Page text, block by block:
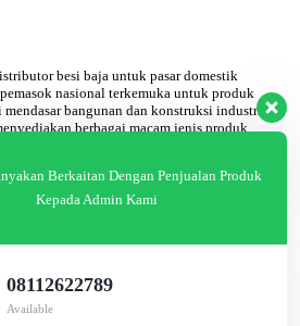
besi baja untuk pasar domestik
nasional terkemuka untuk produk
bangunan dan konstruksi industri
berbagai macam jenis produk
Berkaitan Dengan Penjualan Produk
Kepada Admin Kami
08112622789
Available